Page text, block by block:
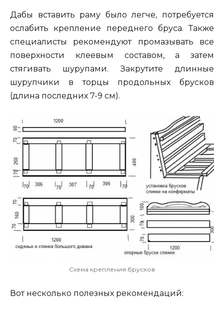
Дабы вставить раму было легче, потребуется
ослабить крепление переднего бруса. Также
специалисты рекомендуют промазывать все
поверхности клеевым составом, а затем
стягивать шурупами. Закрутите длинные
шурупчики в торцы продольных брусков
(длина последних 7-9 см).
Схема крепления брусков
Вот несколько полезных рекомендаций: